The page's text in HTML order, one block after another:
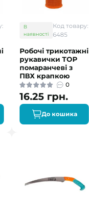
В
наявності
Код товару:
6485
Робочі трикотажні
рукавички TOP
помаранчеві з
ПВХ крапкою
0
16.25 грн.
До кошика